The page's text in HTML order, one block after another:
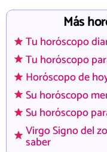
Más
Tu horóscopo
Tu horóscopo
Horóscopo de
Su horóscopo
Su horóscopo
Virgo Signo del
saber